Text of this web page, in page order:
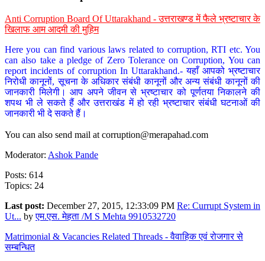
Anti Corruption Board Of Uttarakhand - उत्तराखण्ड में फैले भ्रष्टाचार के
खिलाफ आम आदमी की मुहिम
Here you can find various laws related to corruption, RTI etc. You
can also take a pledge of Zero Tolerance on Corruption, You can
report incidents of corruption In Uttarakhand.- यहाँ आपको भ्रष्टाचार
निरोधी कानूनों, सूचना के अधिकार संबंधी कानूनों और अन्य संबंधी कानूनों की
जानकारी मिलेगी। आप अपने जीवन से भ्रष्टाचार को पूर्णतया निकालने की
शपथ भी ले सकते हैं और उत्तराखंड में हो रही भ्रष्टाचार संबंधी घटनाओं की
जानकारी भी दे सकते हैं।
You can also send mail at corruption@merapahad.com
Moderator: Ashok Pande
Posts: 614
Topics: 24
Last post: December 27, 2015, 12:33:09 PM Re: Currupt System in
Ut... byएम.एस. मेहता /M S Mehta 9910532720
Matrimonial & Vacancies Related Threads - वैवाहिक एवं रोजगार से
सम्बन्धित